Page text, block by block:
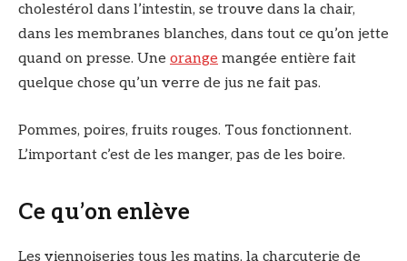
cholestérol dans l’intestin, se trouve dans la chair,
dans les membranes blanches, dans tout ce qu’on jette
quand on presse. Une orange mangée entière fait
quelque chose qu’un verre de jus ne fait pas.
Pommes, poires, fruits rouges. Tous fonctionnent.
L’important c’est de les manger, pas de les boire.
Ce qu’on enlève
Les viennoiseries tous les matins, la charcuterie de